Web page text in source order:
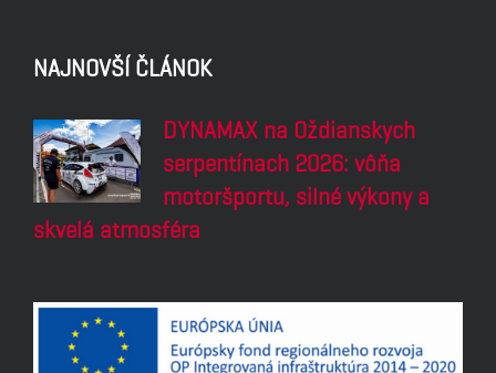
NAJNOVŠÍ ČLÁNOK
DYNAMAX na Oždianskych
serpentínach 2026: vôňa
motoršportu, silné výkony a
skvelá atmosféra